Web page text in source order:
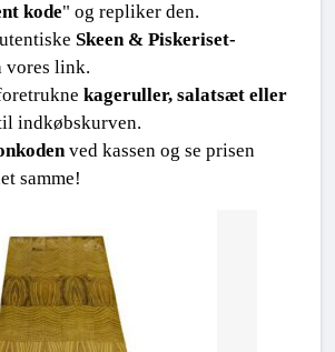
kode" og repliker den.
Skeen & Piskeriset-
vores link.
kageruller, salatsæt eller
indkøbskurven.
ved kassen og se prisen
samme!